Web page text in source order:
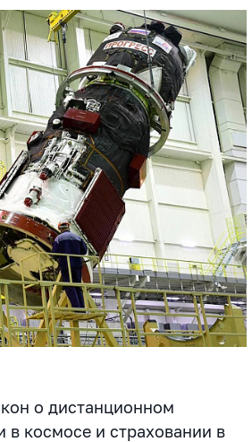
о дистанционном
космосе и страховании в